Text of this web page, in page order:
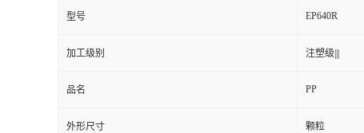
型号 EP640R
加工级别 注塑级|||
品名 PP
外形尺寸 颗粒